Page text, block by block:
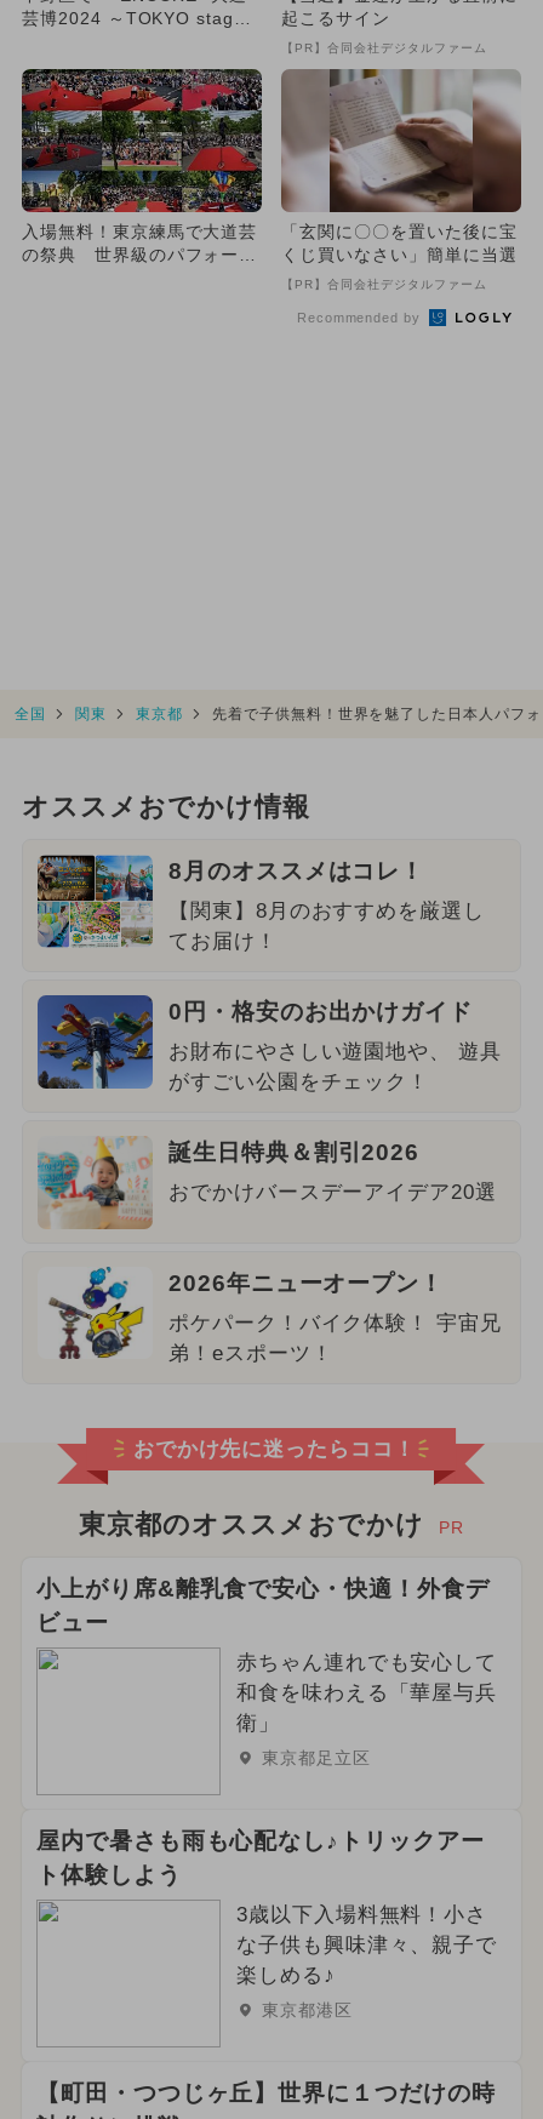
芸博2024 ～TOKYO stage
起こるサイン
【PR】合同会社デジタルファーム
入場無料！東京練馬で大道芸
の祭典 世界級のパフォーマ
「玄関に〇〇を置いた後に宝
くじ買いなさい」簡単に当選
【PR】合同会社デジタルファーム
Recommended by
全国 関東 東京都 先着で子供無料！世界を魅了した日本人パフ
オススメおでかけ情報
8月のオススメはコレ！
【関東】8月のおすすめを厳選し
てお届け！
0円・格安のお出かけガイド
お財布にやさしい遊園地や、 遊具
がすごい公園をチェック！
誕生日特典＆割引2026
おでかけバースデーアイデア20選
2026年ニューオープン！
ポケパーク！バイク体験！ 宇宙兄
弟！eスポーツ！
おでかけ先に迷ったらココ！
東京都のオススメおでかけ PR
小上がり席&離乳食で安心・快適！外食デ
ビュー
赤ちゃん連れでも安心して
和食を味わえる「華屋与兵
衛」
東京都足立区
屋内で暑さも雨も心配なし♪トリックアー
ト体験しよう
3歳以下入場料無料！小さ
な子供も興味津々、親子で
楽しめる♪
東京都港区
【町田・つつじヶ丘】世界に１つだけの時